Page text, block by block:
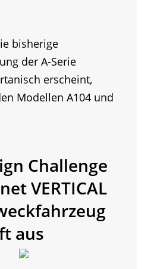
bisherige
der A-Serie
erscheint,
Modellen A104 und
Challenge
VERTICAL
aus